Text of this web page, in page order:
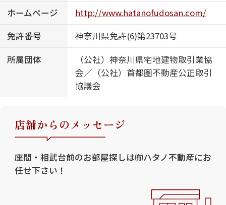
シャーメゾンライフ GUARD
らくらくプラチナ
ホームページ
http://www.hatanofudosan.com/
免許番号
神奈川県免許(6)第23703号
所属団体
（公社）神奈川県宅地建物取引業協
会／（公社）首都圏不動産公正取引
協議会
店舗からのメッセージ
座間・相武台前のお部屋探しは㈲ハタノ不動産にお
任せ下さい！